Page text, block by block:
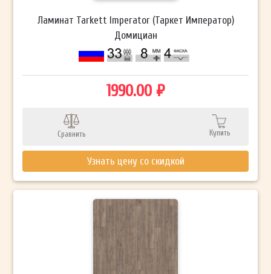
Ламинат Tarkett Imperator (Таркет Император)
Домициан
1990.00 ₽
Сравнить Купить
Узнать цену со скидкой